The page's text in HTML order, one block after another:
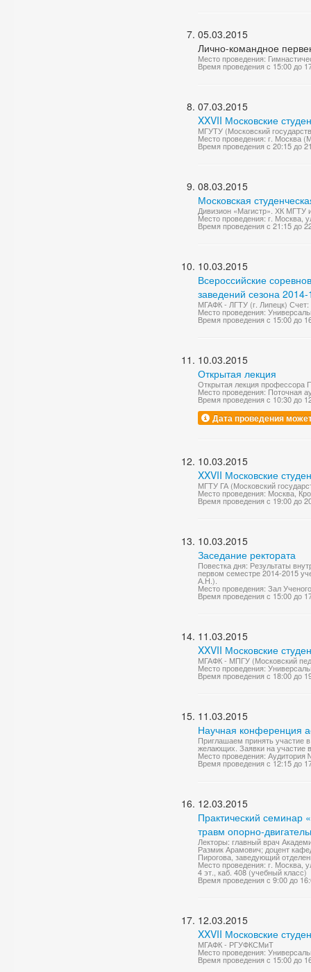
05.03.2015
Лично-командное
Место проведения:
Время проведения с 15:00 до
07.03.2015
XXVII Московские
МГУТУ (Московский
Место проведения: г. Москва
Время проведения с 20:15 до
08.03.2015
Московская
Дивизион «Магистр». ХК
Место проведения: г. Москва,
Время проведения с 21:15 до
10.03.2015
Всероссийские
заведений сезона
МГАФК - ЛГТУ (г. Липецк) Счет:
Место проведения:
Время проведения с 15:00 до
10.03.2015
Открытая лекция
Открытая лекция профессора
Место проведения: Поточная
Время проведения с 10:30 до
Дата проведения
10.03.2015
XXVII Московские
МГТУ ГА (Московский
Место проведения: Москва,
Время проведения с 19:00 до
10.03.2015
Заседание ректората
Повестка дня: Результаты
первом семестре 2014-2015
А.Н.).
Место проведения: Зал
Время проведения с 15:00 до
11.03.2015
XXVII Московские
МГАФК - МПГУ (Московский
Место проведения:
Время проведения с 18:00 до
11.03.2015
Научная конференция
Приглашаем принять участие
желающих. Заявки на участие
Место проведения:
Время проведения с 12:15 до
12.03.2015
Практический семинар
травм опорно-
Лекторы: главный врач
Размик Арамович; доцент
Пирогова, заведующий
Место проведения: г. Москва,
4 эт., каб. 408 (учебный класс)
Время проведения с 9:00 до
12.03.2015
XXVII Московские
МГАФК - РГУФКСМиТ
Место проведения:
Время проведения с 15:00 до